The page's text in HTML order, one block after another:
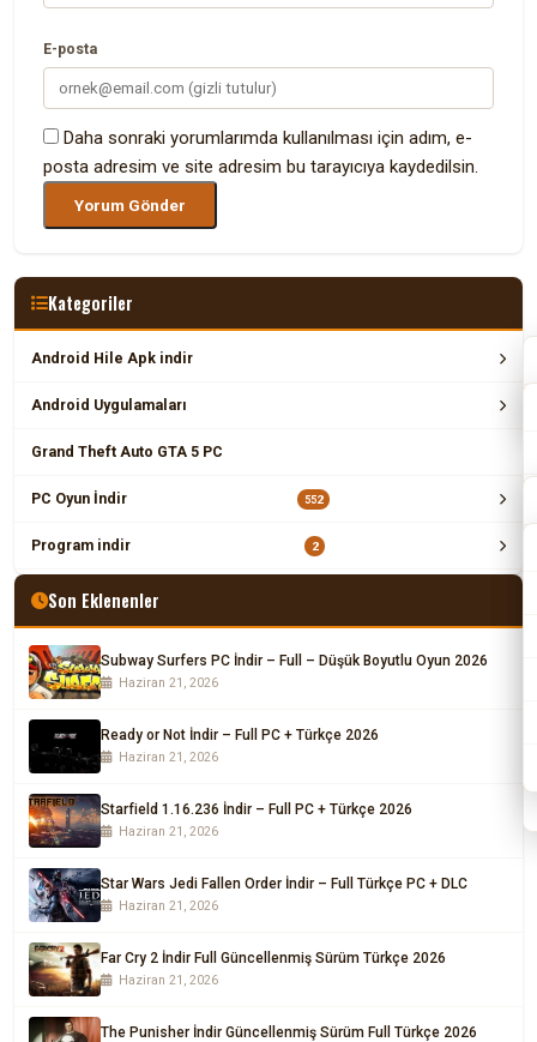
E-posta
Daha sonraki yorumlarımda kullanılması için adım, e-
posta adresim ve site adresim bu tarayıcıya kaydedilsin.
Kategoriler
Android Hile Apk indir
Android Uygulamaları
Grand Theft Auto GTA 5 PC
PC Oyun İndir 552
Program indir 2
Son Eklenenler
Subway Surfers PC İndir – Full – Düşük Boyutlu Oyun 2026
Haziran 21, 2026
Ready or Not İndir – Full PC + Türkçe 2026
Haziran 21, 2026
Starfield 1.16.236 İndir – Full PC + Türkçe 2026
Haziran 21, 2026
Star Wars Jedi Fallen Order İndir – Full Türkçe PC + DLC
Haziran 21, 2026
Far Cry 2 İndir Full Güncellenmiş Sürüm Türkçe 2026
Haziran 21, 2026
The Punisher İndir Güncellenmiş Sürüm Full Türkçe 2026